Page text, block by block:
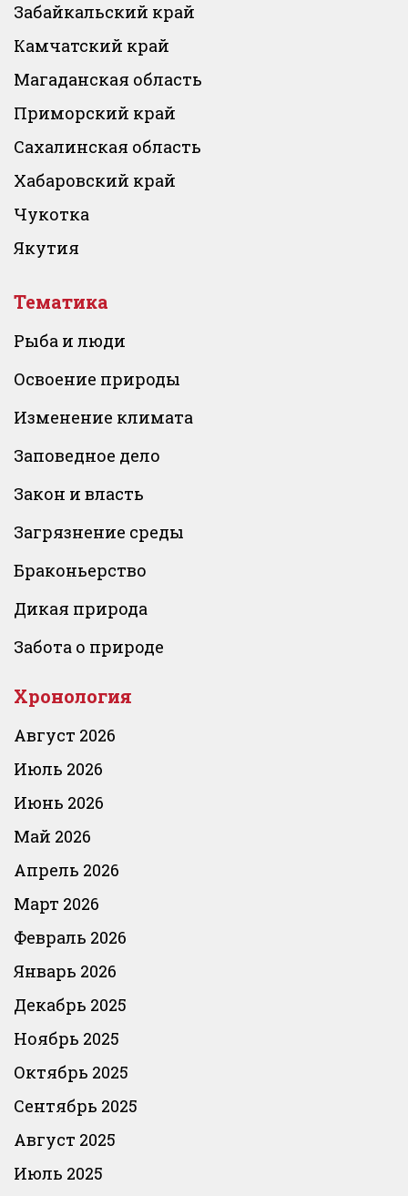
Забайкальский край
Камчатский край
Магаданская область
Приморский край
Сахалинская область
Хабаровский край
Чукотка
Якутия
Тематика
Рыба и люди
Освоение природы
Изменение климата
Заповедное дело
Закон и власть
Загрязнение среды
Браконьерство
Дикая природа
Забота о природе
Хронология
Август 2026
Июль 2026
Июнь 2026
Май 2026
Апрель 2026
Март 2026
Февраль 2026
Январь 2026
Декабрь 2025
Ноябрь 2025
Октябрь 2025
Сентябрь 2025
Август 2025
Июль 2025